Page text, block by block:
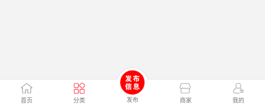
首页 分类 发布 商家 我的